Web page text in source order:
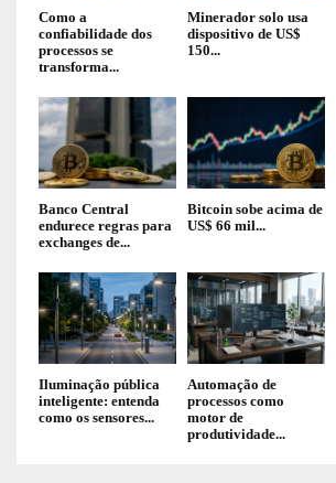
Como a
confiabilidade dos
processos se
transforma...
Minerador solo usa
dispositivo de US$
150...
Banco Central
endurece regras para
exchanges de...
Bitcoin sobe acima de
US$ 66 mil...
Iluminação pública
inteligente: entenda
como os sensores...
Automação de
processos como
motor de
produtividade...